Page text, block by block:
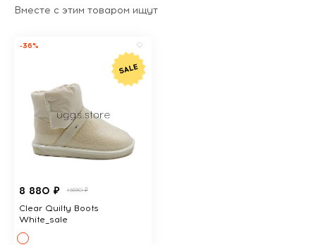
Вместе с этим товаром ищут
-36%
8 880 ₽ 13690 ₽
Clear Quilty Boots
White_sale